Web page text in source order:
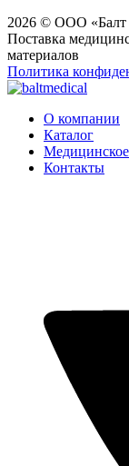
2026 © ООО «Балт
Поставка
материалов
Политика
О компании
Каталог
Контакты